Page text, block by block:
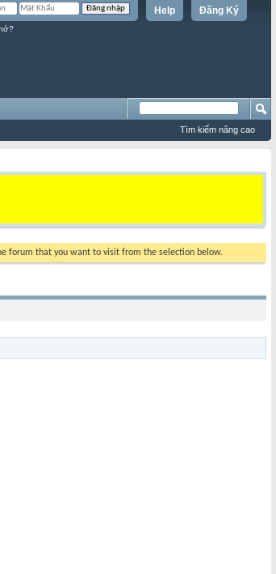
Đăng Ký
Help
Tìm kiếm nâng cao
forum that you want to visit from the selection below.